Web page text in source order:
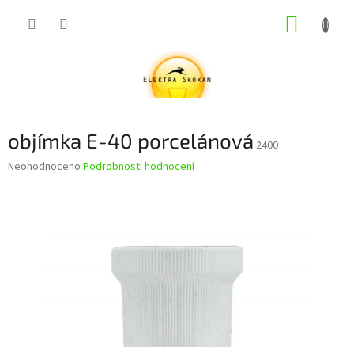
objímka E-40 porcelánová 2400
Průměrné
Neohodnoceno Podrobnosti hodnocení